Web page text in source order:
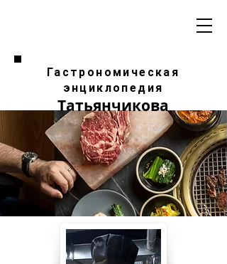
Гастрономическая
энциклопедия
Татьянчикова